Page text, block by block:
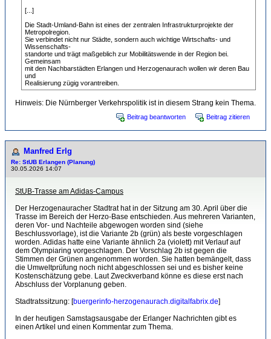
[...]
Die Stadt-Umland-Bahn ist eines der zentralen Infrastrukturprojekte der
Metropolregion.
Sie verbindet nicht nur Städte, sondern auch wichtige Wirtschafts- und
Wissenschafts-
standorte und trägt maßgeblich zur Mobilitätswende in der Region bei.
Gemeinsam
mit den Nachbarstädten Erlangen und Herzogenaurach wollen wir deren Bau
und
Realisierung zügig vorantreiben.
Hinweis: Die Nürnberger Verkehrspolitik ist in diesem Strang kein Thema.
Beitrag beantworten Beitrag zitieren
Manfred Erlg
Re: StUB Erlangen (Planung)
30.05.2026 14:07
StUB-Trasse am Adidas-Campus
Der Herzogenauracher Stadtrat hat in der Sitzung am 30. April über die
Trasse im Bereich der Herzo-Base entschieden. Aus mehreren Varianten,
deren Vor- und Nachteile abgewogen worden sind (siehe
Beschlussvorlage), ist die Variante 2b (grün) als beste vorgeschlagen
worden. Adidas hatte eine Variante ähnlich 2a (violett) mit Verlauf auf
dem Olympiaring vorgeschlagen. Der Vorschlag 2b ist gegen die
Stimmen der Grünen angenommen worden. Sie hatten bemängelt, dass
die Umweltprüfung noch nicht abgeschlossen sei und es bisher keine
Kostenschätzung gebe. Laut Zweckverband könne es diese erst nach
Abschluss der Vorplanung geben.
Stadtratssitzung: [buergerinfo-herzogenaurach.digitalfabrix.de]
In der heutigen Samstagsausgabe der Erlanger Nachrichten gibt es
einen Artikel und einen Kommentar zum Thema.